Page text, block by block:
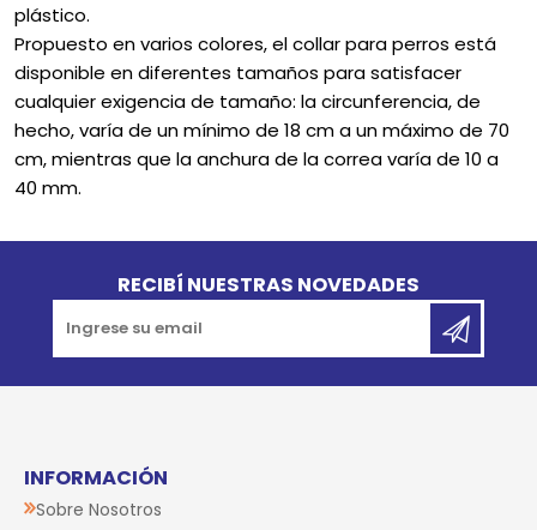
plástico.
Propuesto en varios colores, el collar para perros está
disponible en diferentes tamaños para satisfacer
cualquier exigencia de tamaño: la circunferencia, de
hecho, varía de un mínimo de 18 cm a un máximo de 70
cm, mientras que la anchura de la correa varía de 10 a
40 mm.
RECIBÍ NUESTRAS NOVEDADES
INFORMACIÓN
Sobre Nosotros